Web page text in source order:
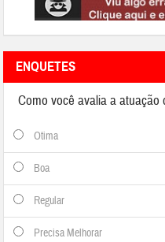
ENQUETES
Como você avalia a atuação
Otima
Boa
Regular
Precisa Melhorar